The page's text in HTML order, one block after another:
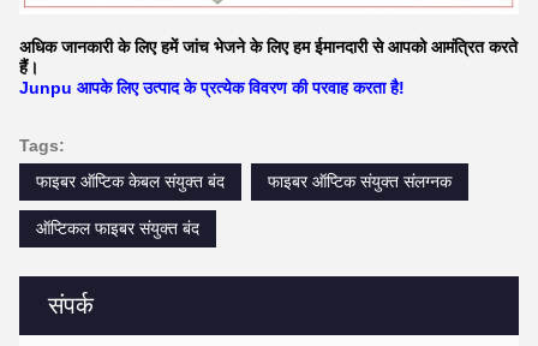
संपर्क
अधिक जानकारी के लिए हमें जांच भेजने के लिए हम ईमानदारी से आपको आमंत्रित करते
हैं।
Junpu आपके लिए उत्पाद के प्रत्येक विवरण की परवाह करता है!
Tags:
फाइबर ऑप्टिक केबल संयुक्त बंद
फाइबर ऑप्टिक संयुक्त संलग्नक
ऑप्टिकल फाइबर संयुक्त बंद